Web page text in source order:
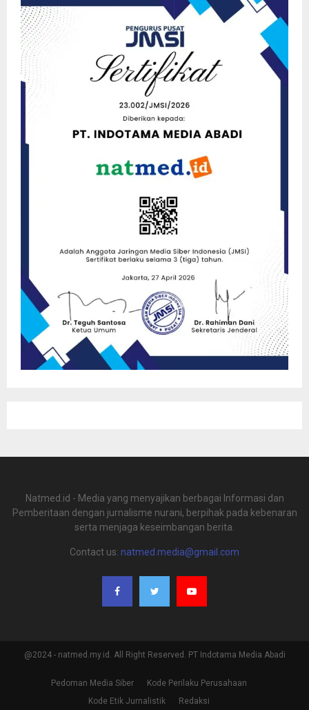
Natmed.id - Media yang menyajikan berbagai Informasi dan
Pemberitaan dengan jurnalisme nurani, berpihak pada kebenaran
serta menjaga keseimbangan berita.
Contact us: natmed.media@gmail.com
@2024 - natmed.my.id. All Right Reserved. PT Indotama Media Abadi
Pedoman Media Siber
Kode Perilaku Perusahaan
Kode Etik Jurnalistik
Redaksi